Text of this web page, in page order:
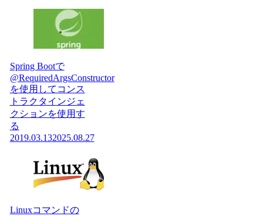
Spring Bootで
@RequiredArgsConstructor
を使用してコンス
トラクタインジェ
クションを使用す
る
2019.03.132025.08.27
Linuxコマンドの